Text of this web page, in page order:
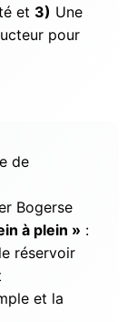
et 3) Une
pour
de
Bogerse
à plein » :
réservoir
et la